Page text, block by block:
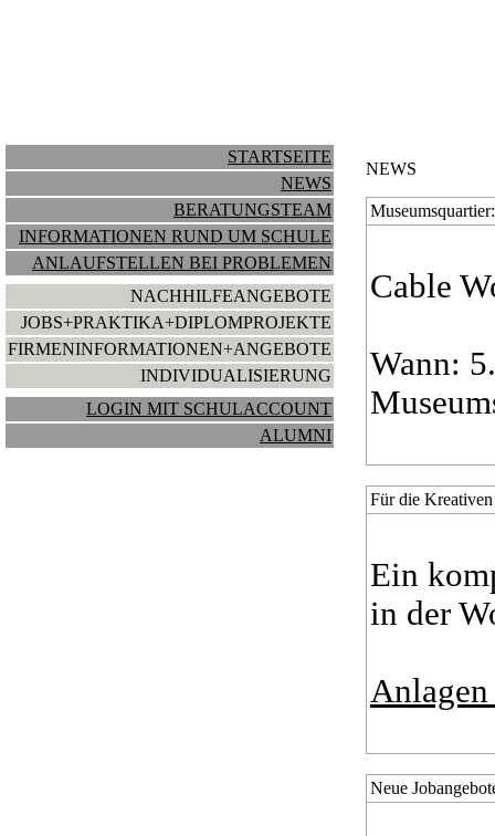
STARTSEITE
NEWS
BERATUNGSTEAM
INFORMATIONEN RUND UM SCHULE
ANLAUFSTELLEN BEI PROBLEMEN
NACHHILFEANGEBOTE
JOBS+PRAKTIKA+DIPLOMPROJEKTE
FIRMENINFORMATIONEN+ANGEBOTE
INDIVIDUALISIERUNG
LOGIN MIT SCHULACCOUNT
ALUMNI
NEWS
Cable
Wann:
Für die
Ein
in der
Neue